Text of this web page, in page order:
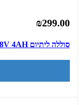
₪299.00
סוללה ליתיום CAT 18V 4AH